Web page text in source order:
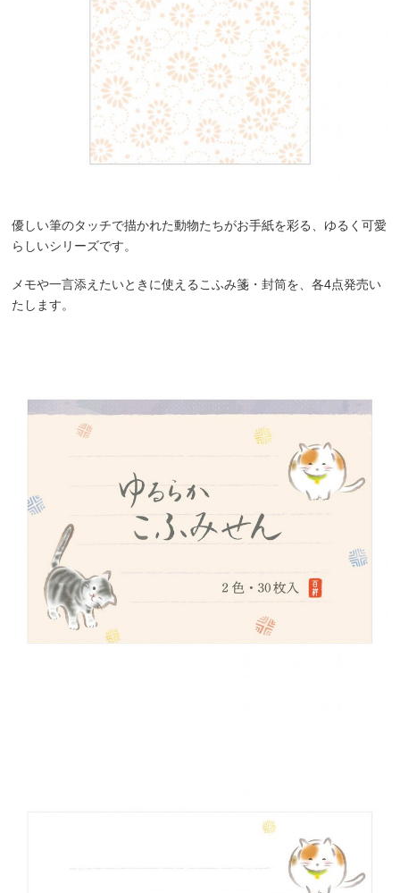
優しい筆のタッチで描かれた動物たちがお手紙を彩る、ゆるく可愛
らしいシリーズです。
メモや一言添えたいときに使えるこふみ箋・封筒を、各4点発売い
たします。